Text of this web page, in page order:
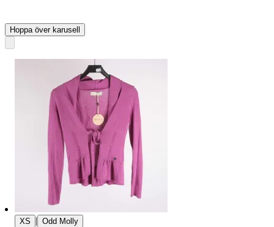
Hoppa över karusell
XS | Odd Molly